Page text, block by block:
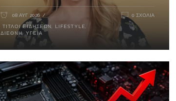
08 ΑΥΓ 2026
ΤΊΤΛΟΙ ΕΙΔΉΣΕΩΝ LIFESTYLE
ΔΙΕΘΝΉ, ΥΓΕΊΑ
0 ΣΧΌΛΙΑ